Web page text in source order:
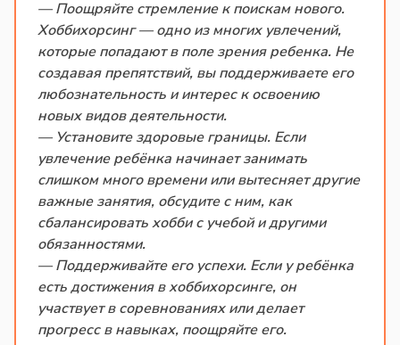
— Поощряйте стремление к поискам нового.
Хоббихорсинг — одно из многих увлечений,
которые попадают в поле зрения ребенка. Не
создавая препятствий, вы поддерживаете его
любознательность и интерес к освоению
новых видов деятельности.
— Установите здоровые границы. Если
увлечение ребёнка начинает занимать
слишком много времени или вытесняет другие
важные занятия, обсудите с ним, как
сбалансировать хобби с учебой и другими
обязанностями.
— Поддерживайте его успехи. Если у ребёнка
есть достижения в хоббихорсинге, он
участвует в соревнованиях или делает
прогресс в навыках, поощряйте его.